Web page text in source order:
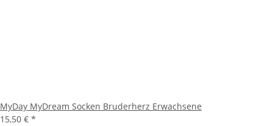
MyDay MyDream Socken Bruderherz Erwachsene
15,50 € *